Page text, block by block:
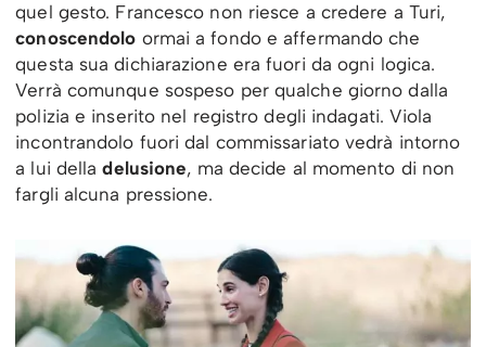
quel gesto. Francesco non riesce a credere a Turi,
conoscendolo ormai a fondo e affermando che
questa sua dichiarazione era fuori da ogni logica.
Verrà comunque sospeso per qualche giorno dalla
polizia e inserito nel registro degli indagati. Viola
incontrandolo fuori dal commissariato vedrà intorno
a lui delladelusione, ma decide al momento di non
fargli alcuna pressione.